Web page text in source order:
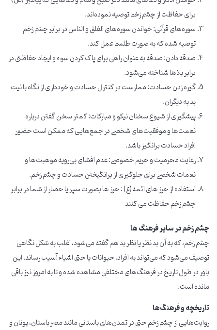
برای حفاظت از چشم زخم توصیه نموده‌اند.
سوره‌های قرآنی: خواندن سوره‌های الفلق و الناس در برابر چشم زخم
توصیه شده که به صورت طلسم عمل کند.
صدقه دادن: صدقه به عنوان راهی برای پاک کردن سوء و ایجاد حفاظتی در
برابر بلاها شناخته می‌شود.
گیره زدن حسادت: ممارست در کنترل حسادت و خودداری از نگاه با نیت
بد به دیگران.
پیشگیری از شیوع سخنان نیکو و مبارکات: کمتر سخن گفتن درباره
نعمت‌ها و موفقیت‌های شخصی در جمع‌هایی که ممکن است حضور
افراد حسادت برانگیز باشد.
رعایت محرمیت و حریم خصوصی: عدم افشای بی‌رویه موهبت‌ها و
نعمات شخصی برای جلوگیری از برانگیختن حسادت و چشم زخم.
استفاده از حرز های ائمه(ع) : حرز ها بصورت سپر یا حصار از شما در برابر
چشم زخم حفاظت می کنند
چشم زخم در سایر فرهنگ ها
چشم زخم، که به آن بد نظر یا نظر بد هم گفته می‌شود، اغلب به شکل نگاهی
توصیف می‌شود که می‌تواند به افراد، حیوانات یا حتی اشیاء آسیب رساند. این
باور در طول تاریخ در فرهنگ‌های مختلفی مشاهده شده و تا به امروز نیز باقی
مانده است.
تاریخچه و فرهنگ‌ها
روایت‌هایی از چشم زخم حتی در تمدن‌های باستانی مانند مصر باستان، یونان و